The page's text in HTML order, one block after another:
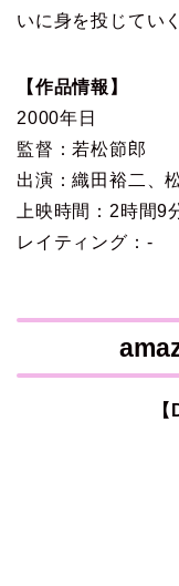
いに身を投じていく
【作品情報】
2000年日
監督：若松節郎
出演：織田裕二、
上映時間：2時間9
レイティング：-